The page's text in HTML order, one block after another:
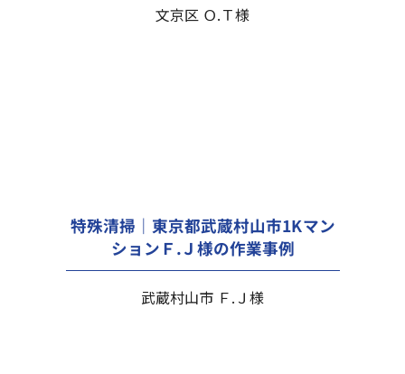
文京区 Ｏ.Ｔ様
特殊清掃｜東京都武蔵村山市1Kマン
ションＦ.Ｊ様の作業事例
武蔵村山市 Ｆ.Ｊ様